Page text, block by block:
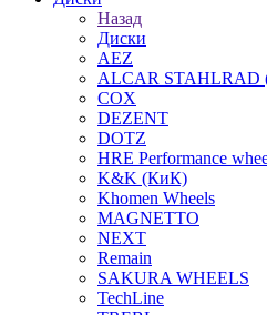
Назад
Диски
AEZ
ALCAR STAHLRAD
COX
DEZENT
DOTZ
HRE Performance
K&K (КиК)
Khomen Wheels
MAGNETTO
NEXT
Remain
SAKURA WHEELS
TechLine